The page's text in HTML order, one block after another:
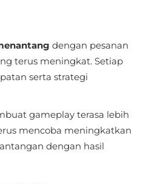
dengan pesanan
terus meningkat. Setiap
serta strategi
gameplay terasa lebih
mencoba meningkatkan
dengan hasil